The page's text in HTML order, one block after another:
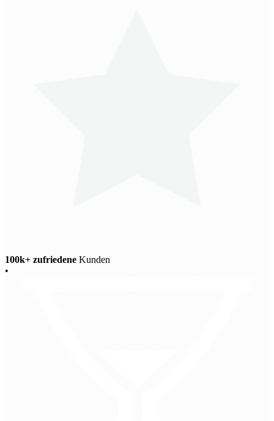
100k+ zufriedene Kunden
•